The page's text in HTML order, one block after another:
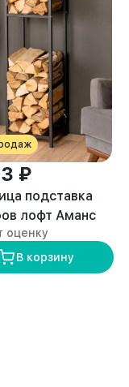
₽
подставка
лофт Аманс
оценку
В корзину